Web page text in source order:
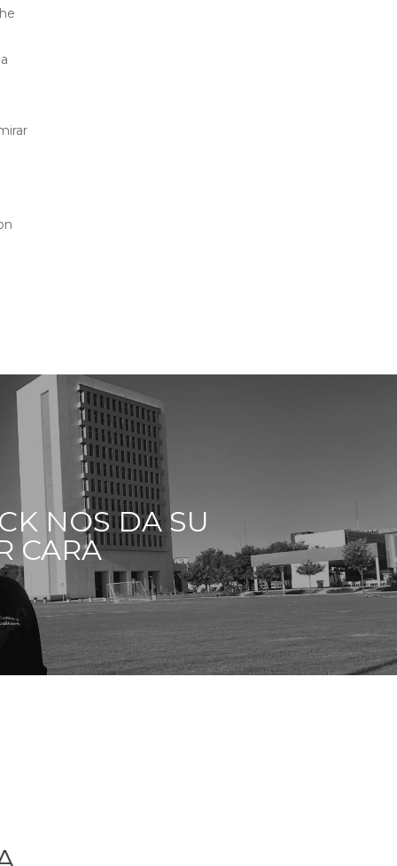
NOS DA SU
CARA